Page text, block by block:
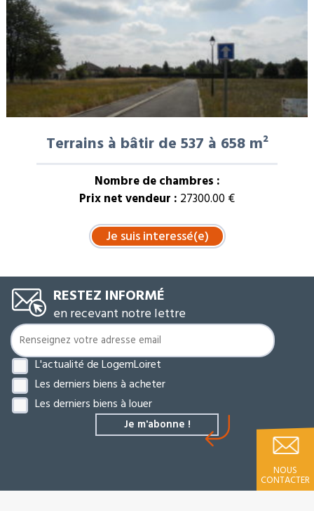
Terrains à bâtir de 537 à 658 m²
Nombre de chambres :
Prix net vendeur : 27300.00 €
RESTEZ INFORMÉ
en recevant notre lettre
L'actualité de LogemLoiret
Les derniers biens à acheter
Les derniers biens à louer
NOUS
CONTACTER